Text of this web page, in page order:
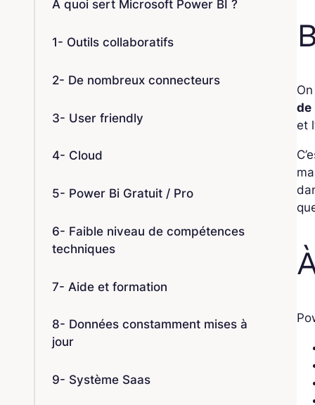
À quoi sert Microsoft Power BI ?
1- Outils collaboratifs
2- De nombreux connecteurs
3- User friendly
4- Cloud
5- Power Bi Gratuit / Pro
6- Faible niveau de compétences
techniques
7- Aide et formation
8- Données constamment mises à
jour
9- Système Saas
de
et